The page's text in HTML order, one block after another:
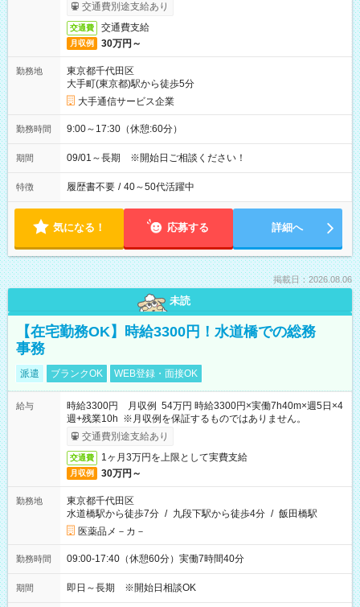
交通費別途支給あり
交通費 交通費支給
月収例 30万円～
勤務地
東京都千代田区
大手町(東京都)駅から徒歩5分
大手通信サービス企業
勤務時間 9:00～17:30（休憩:60分）
期間 09/01～長期 ※開始日ご相談ください！
特徴 履歴書不要 / 40～50代活躍中
気になる！ 応募する 詳細へ
掲載日：2026.08.06
未読
【在宅勤務OK】時給3300円！水道橋での総務
事務
派遣 ブランクOK WEB登録・面接OK
給与
時給3300円 月収例 54万円 時給3300円×実働7h40m×週5日×4
週+残業10h ※月収例を保証するものではありません。
交通費別途支給あり
交通費 1ヶ月3万円を上限として実費支給
月収例 30万円～
勤務地
東京都千代田区
水道橋駅から徒歩7分 / 九段下駅から徒歩4分 / 飯田橋駅
医薬品メ－カ－
勤務時間 09:00-17:40（休憩60分）実働7時間40分
期間 即日～長期 ※開始日相談OK